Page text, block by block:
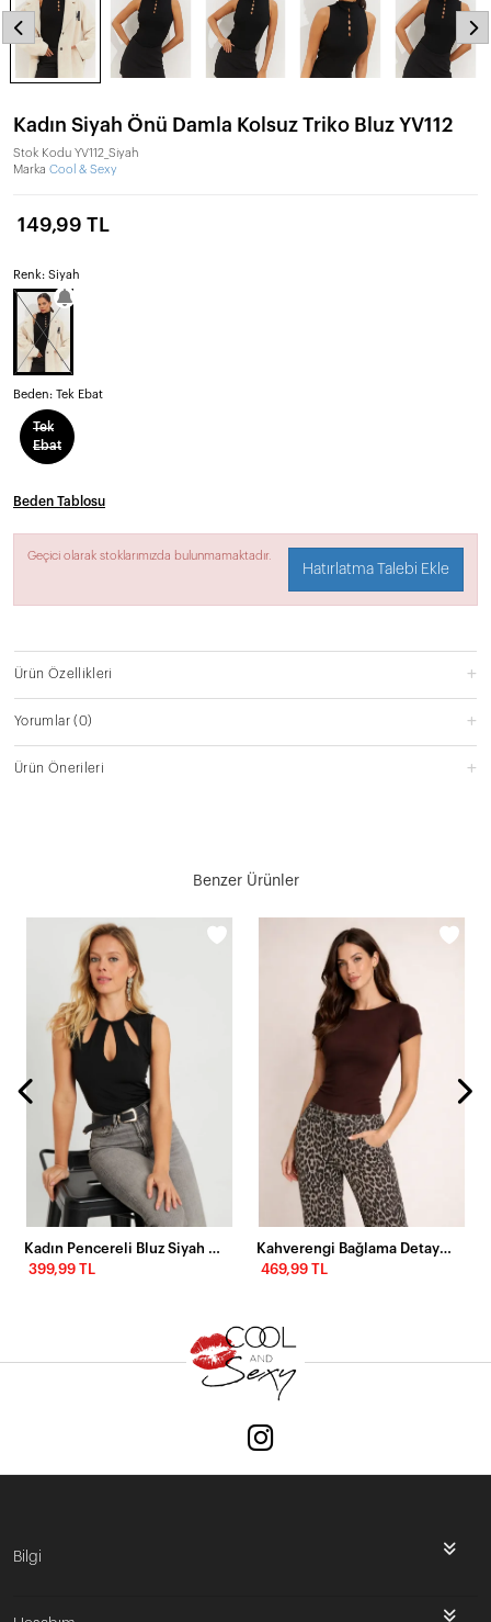
Kadın Siyah Önü Damla Kolsuz Triko Bluz YV112
Stok Kodu YV112_Siyah
Marka Cool & Sexy
149,99 TL
Renk: Siyah
Beden: Tek Ebat
Tek
Ebat
Beden Tablosu
Geçici olarak stoklarımızda bulunmamaktadır.
Hatırlatma Talebi Ekle
Ürün Özellikleri
Yorumlar(0)
Ürün Önerileri
Benzer Ürünler
Kadın Pencereli Bluz Siyah EY2719
399,99 TL
Kahverengi Bağlama Detaylı Esnek Kumaş Bluz – Vücuda Oturan Şık Tasarım
469,99 TL
Bilgi